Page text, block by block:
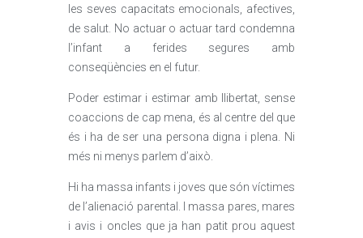
les seves capacitats emocionals, afectives,
de salut. No actuar o actuar tard condemna
l’infant a ferides segures amb
conseqüències en el futur.
Poder estimar i estimar amb llibertat, sense
coaccions de cap mena, és al centre del que
és i ha de ser una persona digna i plena. Ni
més ni menys parlem d’això.
Hi ha massa infants i joves que són víctimes
de l’alienació parental. I massa pares, mares
i avis i oncles que ja han patit prou aquest